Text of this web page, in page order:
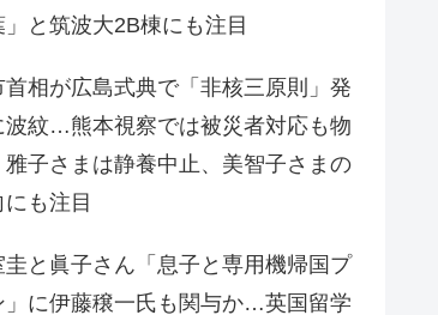
」と筑波大2B棟にも注目
首相が広島式典で「非核三原則」発
波紋…熊本視察では被災者対応も物
子さまは静養中止、美智子さまの
にも注目
圭と眞子さん「息子と専用機帰国プ
」に伊藤穣一氏も関与か…英国留学